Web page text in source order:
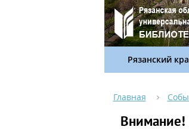
Рязанский
Главная